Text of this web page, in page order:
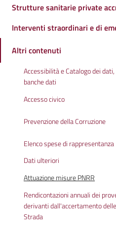
Strutture sanitarie private
Interventi straordinari e di
Altri contenuti
Accessibilità e Catalogo dei
banche dati
Accesso civico
Prevenzione della Corruzione
Elenco spese di rappresentanza
Dati ulteriori
Attuazione misure PNRR
Rendicontazioni annuali dei
derivanti dall'accertamento
Strada